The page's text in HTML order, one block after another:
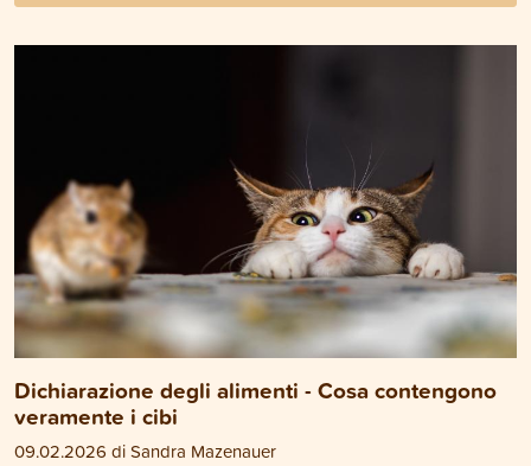
Dichiarazione degli alimenti - Cosa contengono
veramente i cibi
09.02.2026 di Sandra Mazenauer